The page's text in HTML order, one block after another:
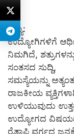
ಕನ್ಯಾ:
ಉದ್ಯೋಗಿಗಳಿಗೆ
ನಿಮಗಿದೆ,
ಸಂತಸದ ಸುದ್ದಿ,
ಸಮಸ್ಯೆಯನ್ನು
ರಾಜಕೀಯ
ಉಳಿಯುವುದು
ಉದ್ಯೋಗದ
ರೈತಾಪಿ ವರ್ಗದ